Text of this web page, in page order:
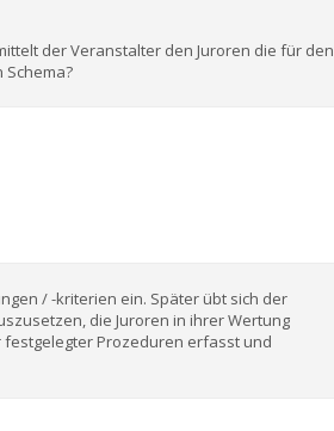
der Veranstalter den Juroren die für den
/ -kriterien ein. Später übt sich der
die Juroren in ihrer Wertung
Prozeduren erfasst und